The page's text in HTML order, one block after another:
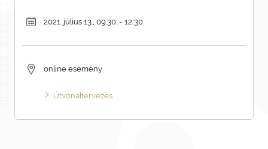
2021. július 13., 09.30. - 12:30
online esemény
Útvonaltervezés